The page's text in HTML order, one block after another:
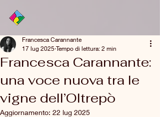
Francesca Carannante:
una voce nuova tra le
vigne dell’Oltrepò
Francesca Carannante
17 lug 2025 Tempo di lettura: 2 min
Aggiornamento: 22 lug 2025